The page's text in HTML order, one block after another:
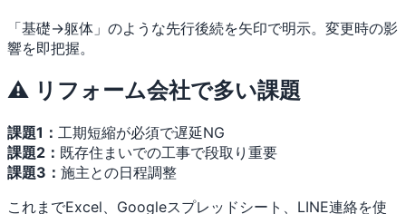
「基礎→躯体」のような先行後続を矢印で明示。変更時の影
響を即把握。
⚠️ リフォーム会社で多い課題
課題1： 工期短縮が必須で遅延NG
課題2： 既存住まいでの工事で段取り重要
課題3： 施主との日程調整
これまでExcel、Googleスプレッドシート、LINE連絡を使